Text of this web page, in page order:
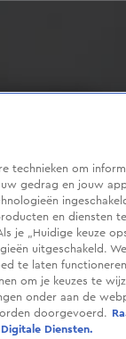
technieken om
gedrag en jouw
en diensten
je „Huidige keuze
uitgeschakeld.
te laten
om je keuzes te
onder aan de
doorgevoerd.
Diensten.